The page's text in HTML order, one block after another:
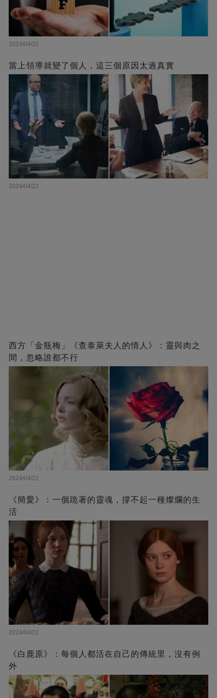
2024/04/22
當上領導就變了個人，這三個原因太過真實
2024/04/22
西方「金瓶梅」《查泰萊夫人的情人》：靈與肉之
間，忽略誰都不行
2024/04/22
《簡愛》：一個跪著的靈魂，撐不起一種燦爛的生
活
2024/04/22
《白鹿原》：每個人都活在自己的傳統里，沒有例
外